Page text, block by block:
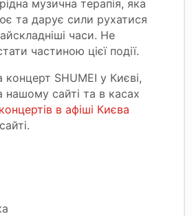
музична терапія, яка
та дарує сили рухатися
часи. Не
частиною цієї події.
SHUMEI у Києві,
нашому сайті та в касах
концертів в афіші Києва